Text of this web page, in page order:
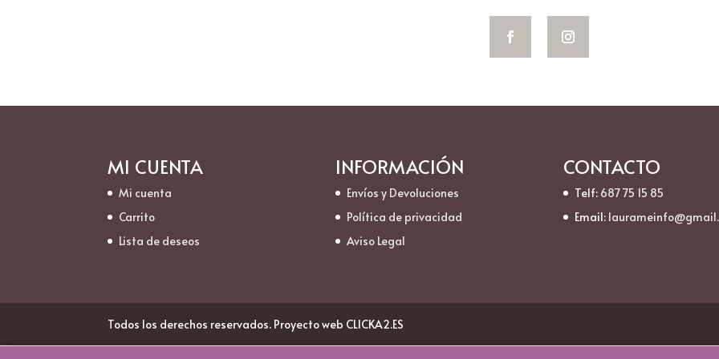
MI CUENTA
Mi cuenta
Carrito
Lista de deseos
INFORMACIÓN
Envíos y Devoluciones
Política de privacidad
Aviso Legal
CONTACTO
Telf: 687 75 15 85
Email:
Todos los derechos reservados. Proyecto web CLICKA2.ES